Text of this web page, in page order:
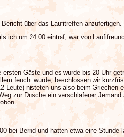
über das Laufitreffen anzufertigen.
ich um 24:00 eintraf, war von
Gäste und es wurde bis 20 Uhr
feucht wurde, beschlossen wir
Leute) nisteten uns also beim Griechen
zur Dusche ein verschlafener
bei Bernd und hatten etwa eine Stunde